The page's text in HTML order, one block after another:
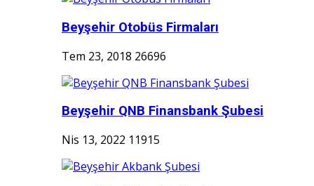
Beyşehir Otobüs Firmaları
Tem 23, 2018 26696
Beyşehir QNB Finansbank Şubesi
Nis 13, 2022 11915